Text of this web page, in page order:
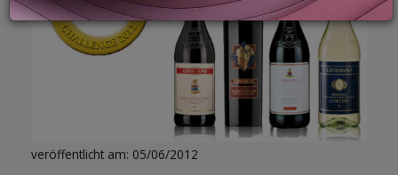
veröffentlicht am: 05/06/2012